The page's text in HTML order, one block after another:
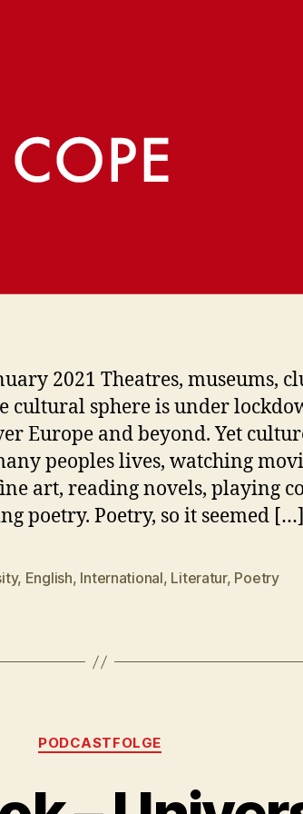
2021 Theatres, museums,
cultural sphere is under
Europe and beyond. Yet
peoples lives, watching
art, reading novels, playing
poetry. Poetry, so it seemed
, English, International, Literatur, Poetry
Kategorien
PODCASTFOLGE